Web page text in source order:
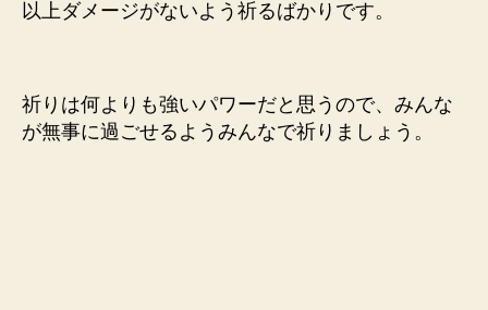
以上ダメージがないよう祈るばかりです。
祈りは何よりも強いパワーだと思うので、みんな
が無事に過ごせるようみんなで祈りましょう。